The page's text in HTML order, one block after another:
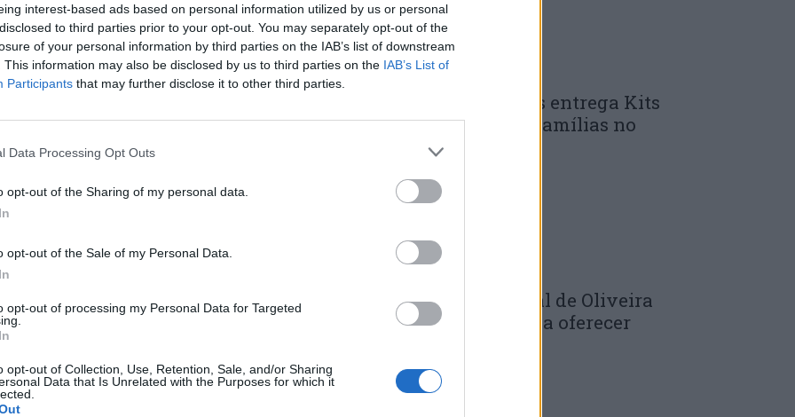
interest-based ads based on personal information utilized by us or personal
to third parties prior to your opt-out. You may separately opt-out of the
of your personal information by third parties on the IAB’s list of downstream
This information may also be disclosed by us to third parties on the IAB’s List of
Participants that may further disclose it to other third parties.
Data Processing Opt Outs
opt-out of the Sharing of my personal data.
opt-out of the Sale of my Personal Data.
opt-out of processing my Personal Data for Targeted
opt-out of Collection, Use, Retention, Sale, and/or Sharing
Data that Is Unrelated with the Purposes for which it
Férias Ativas de Natal, promovido pela
de dezembro e 02 de janeiro, e contaram com
dos 6 aos 14 anos.
quais se destacam o teatro de sombras, as
atividades aquáticas na
em Montemor-o-Velho e a oficina de
Profissional Lousã.
de 2022 resulta também do trabalho
II, financiado pelo Programa de
Este projecto congrega o Município da Lousã e
Jelgava (Letónia) e Grosuplje
a inclusão, a solidariedade intergeracional, a
contribui para os Objetivos de
Município de Góis entrega Kits
Comunitários às famílias no
âmbito do...
Câmara Municipal de Oliveira
do Hospital volta a oferecer
30 DE JULHO, 2026